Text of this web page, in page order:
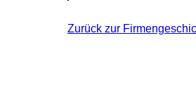
Zurück zur